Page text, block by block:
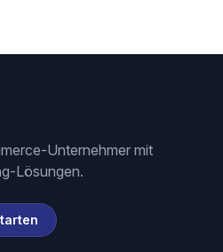
Unternehmer mit
Lösungen.